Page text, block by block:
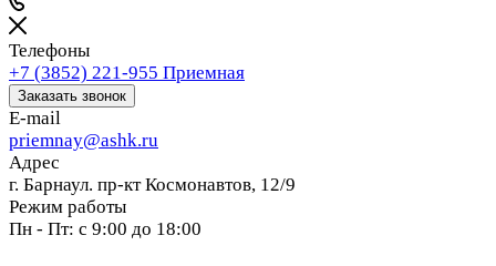
Телефоны
+7 (3852) 221-955 Приемная
Заказать звонок
E-mail
priemnay@ashk.ru
Адрес
г. Барнаул. пр-кт Космонавтов, 12/9
Режим работы
Пн - Пт: с 9:00 до 18:00